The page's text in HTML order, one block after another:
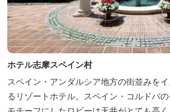
ホテル志摩スペイン村
スペイン・アンダルシア地方の街並みを
るリゾートホテル。スペイン・コルドバ